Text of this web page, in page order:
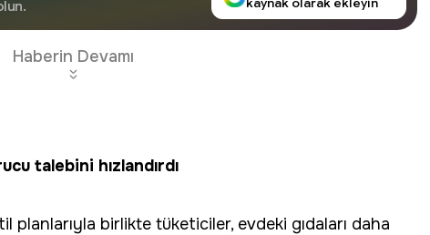
kaynak olarak ekleyin
Haberin Devamı
talebini hızlandırdı
planlarıyla birlikte tüketiciler, evdeki gıdaları daha